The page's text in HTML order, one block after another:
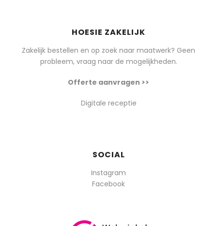
HOESIE ZAKELIJK
Zakelijk bestellen en op zoek naar maatwerk? Geen
probleem, vraag naar de mogelijkheden.
Offerte aanvragen >>
Digitale receptie
SOCIAL
Instagram
Facebook